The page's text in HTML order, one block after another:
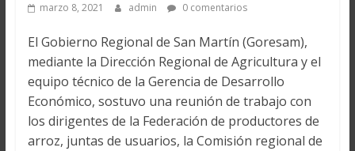
marzo 8, 2021 admin 0 comentarios
El Gobierno Regional de San Martín (Goresam),
mediante la Dirección Regional de Agricultura y el
equipo técnico de la Gerencia de Desarrollo
Económico, sostuvo una reunión de trabajo con
los dirigentes de la Federación de productores de
arroz, juntas de usuarios, la Comisión regional de